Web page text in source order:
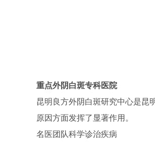
重点外阴白斑专科医院
昆明良方外阴白斑研究中心是昆
原因方面发挥了显著作用。
名医团队科学诊治疾病